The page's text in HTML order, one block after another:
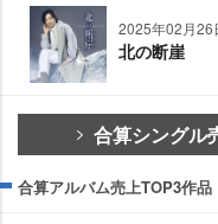
2025年02月26
北の断崖
合算シングル
合算アルバム売上TOP3作品